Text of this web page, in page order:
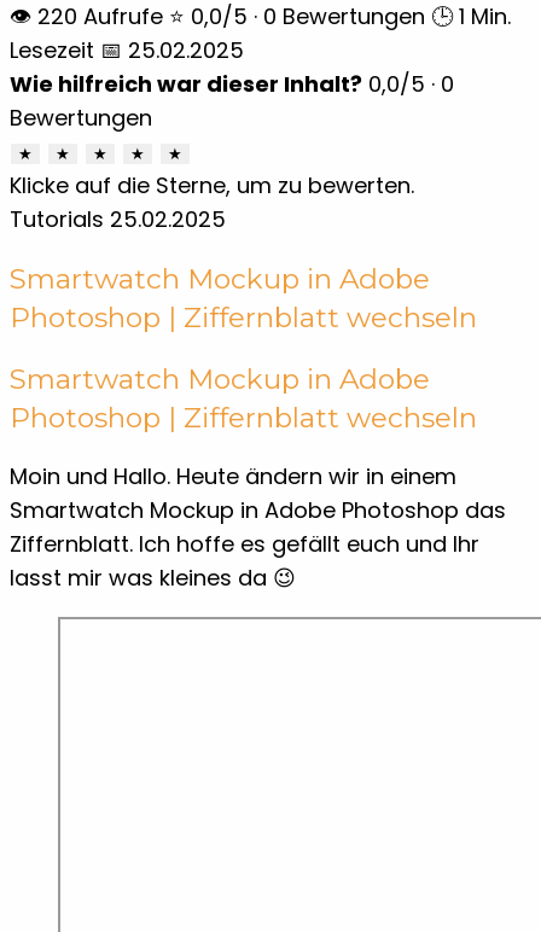
👁 220 Aufrufe ⭐ 0,0/5 · 0 Bewertungen 🕒 1 Min.
Lesezeit 📅 25.02.2025
Wie hilfreich war dieser Inhalt? 0,0/5 · 0
Bewertungen
★ ★ ★ ★ ★
Klicke auf die Sterne, um zu bewerten.
Tutorials 25.02.2025
Smartwatch Mockup in Adobe
Photoshop | Ziffernblatt wechseln
Smartwatch Mockup in Adobe
Photoshop | Ziffernblatt wechseln
Moin und Hallo. Heute ändern wir in einem
Smartwatch Mockup in Adobe Photoshop das
Ziffernblatt. Ich hoffe es gefällt euch und Ihr
lasst mir was kleines da 😉